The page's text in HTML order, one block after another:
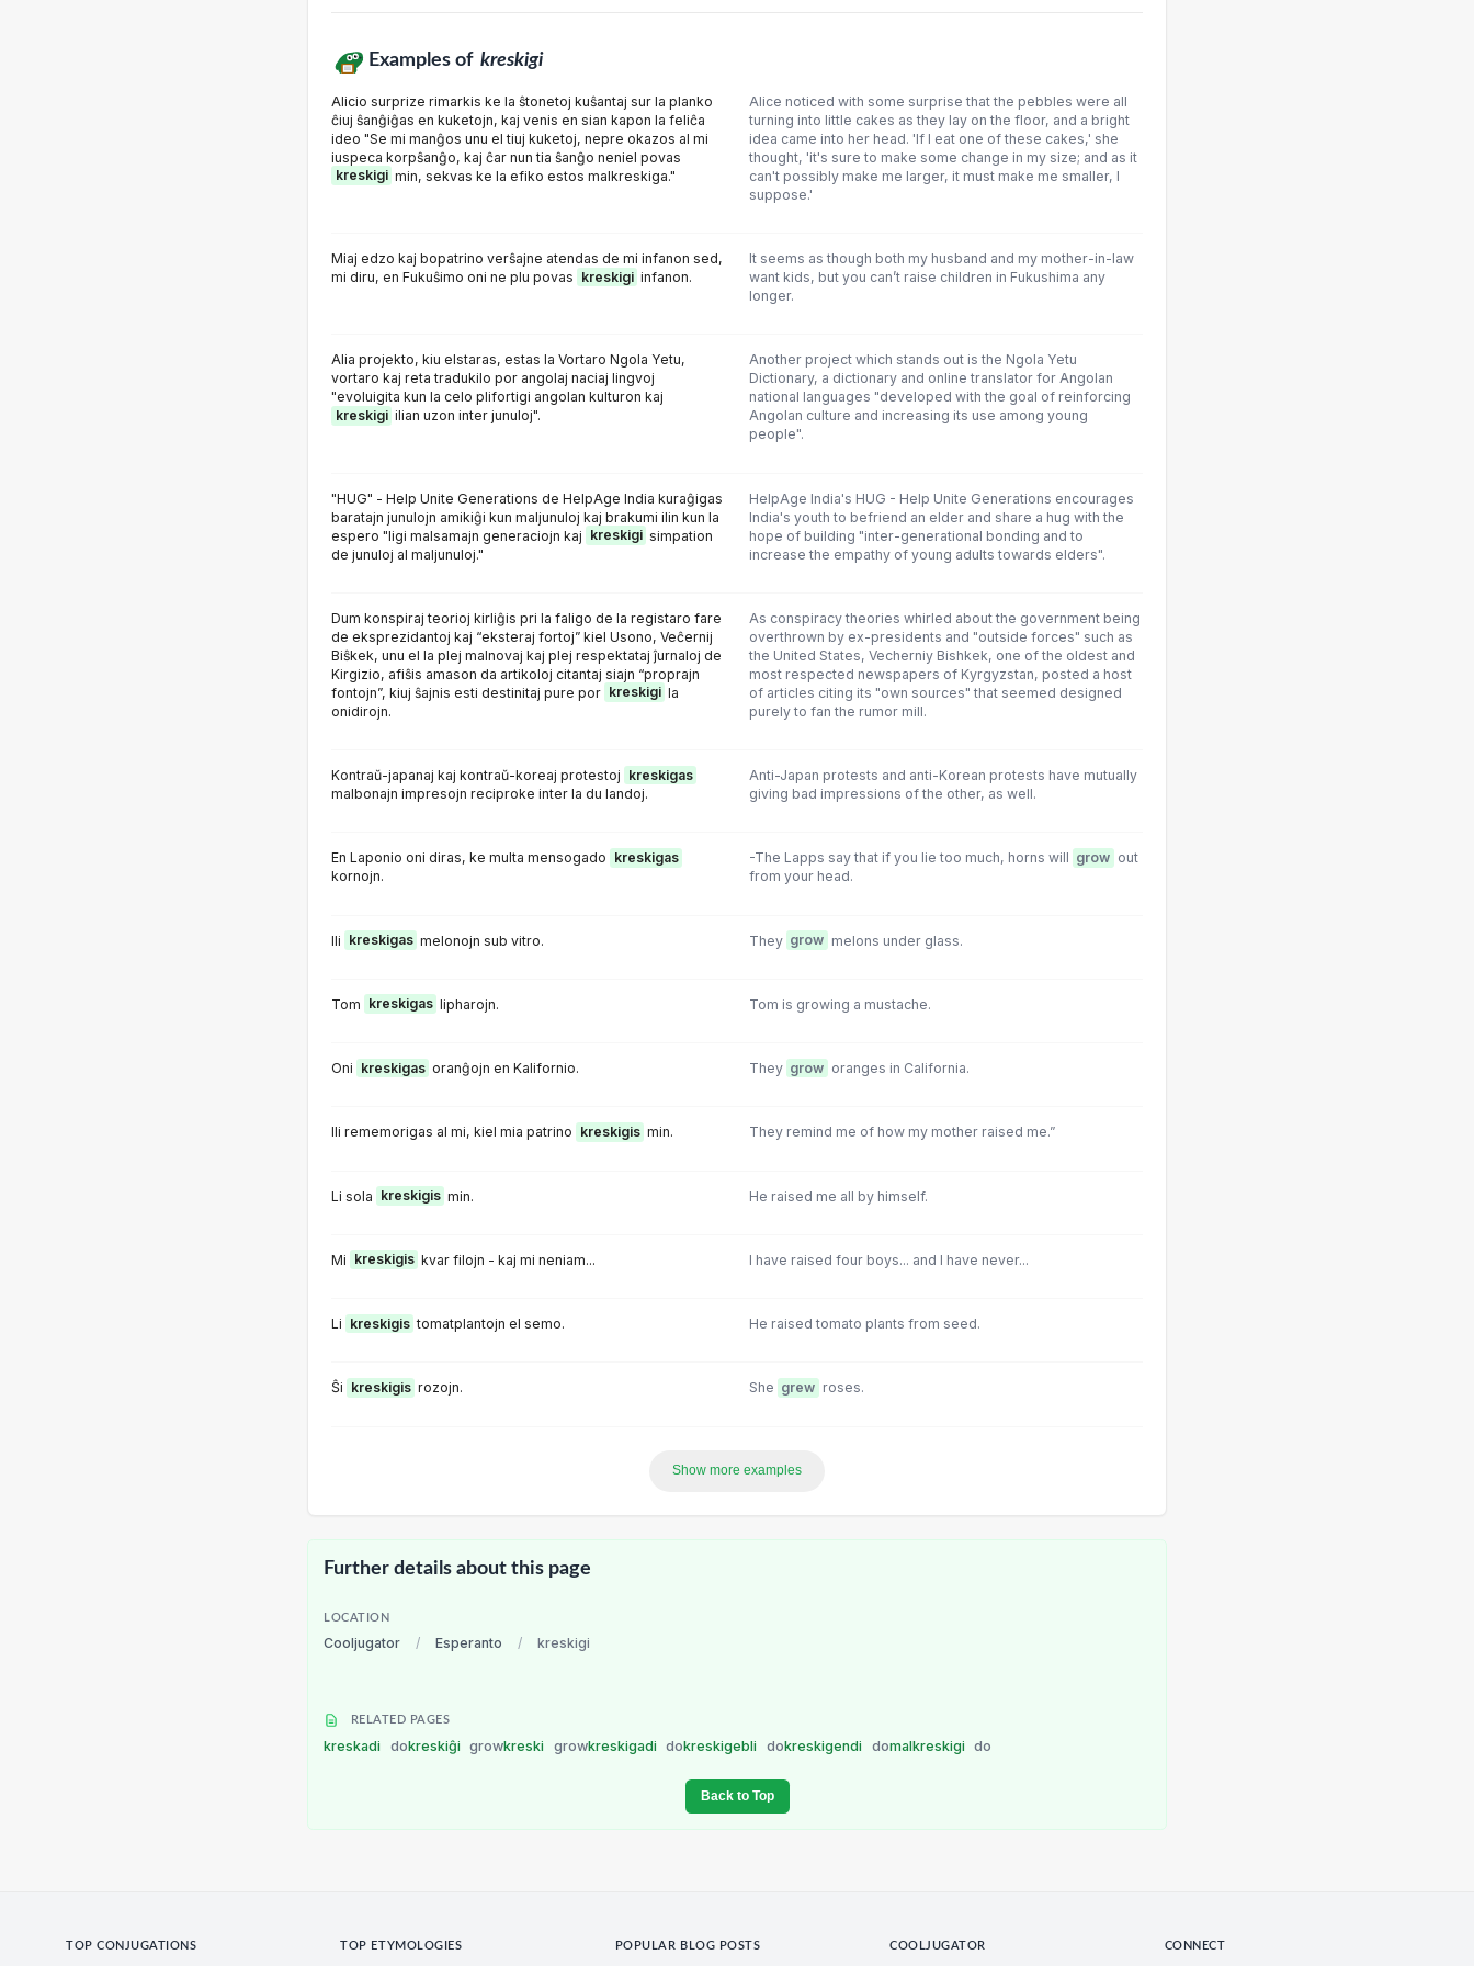
Examples of kreskigi
Alicio surprize rimarkis ke la ŝtonetoj kuŝantaj sur la planko
ĉiuj ŝanĝiĝas en kuketojn, kaj venis en sian kapon la feliĉa
ideo "Se mi manĝos unu el tiuj kuketoj, nepre okazos al mi
iuspeca korpŝanĝo, kaj ĉar nun tia ŝanĝo neniel povas
kreskigi min, sekvas ke la efiko estos malkreskiga."
Alice noticed with some surprise that the pebbles were all
turning into little cakes as they lay on the floor, and a bright
idea came into her head. 'If I eat one of these cakes,' she
thought, 'it's sure to make some change in my size; and as it
can't possibly make me larger, it must make me smaller, I
suppose.'
Miaj edzo kaj bopatrino verŝajne atendas de mi infanon sed,
mi diru, en Fukuŝimo oni ne plu povas kreskigi infanon.
It seems as though both my husband and my mother-in-law
want kids, but you can’t raise children in Fukushima any
longer.
Alia projekto, kiu elstaras, estas la Vortaro Ngola Yetu,
vortaro kaj reta tradukilo por angolaj naciaj lingvoj
"evoluigita kun la celo plifortigi angolan kulturon kaj
kreskigi ilian uzon inter junuloj".
Another project which stands out is the Ngola Yetu
Dictionary, a dictionary and online translator for Angolan
national languages "developed with the goal of reinforcing
Angolan culture and increasing its use among young
people".
"HUG" - Help Unite Generations de HelpAge India kuraĝigas
baratajn junulojn amikiĝi kun maljunuloj kaj brakumi ilin kun la
espero "ligi malsamajn generaciojn kaj kreskigi simpation
de junuloj al maljunuloj."
HelpAge India's HUG - Help Unite Generations encourages
India's youth to befriend an elder and share a hug with the
hope of building "inter-generational bonding and to
increase the empathy of young adults towards elders".
Dum konspiraj teorioj kirliĝis pri la faligo de la registaro fare
de eksprezidantoj kaj “eksteraj fortoj” kiel Usono, Veĉernij
Biŝkek, unu el la plej malnovaj kaj plej respektataj ĵurnaloj de
Kirgizio, afiŝis amason da artikoloj citantaj siajn “proprajn
fontojn”, kiuj ŝajnis esti destinitaj pure por kreskigi la
onidirojn.
As conspiracy theories whirled about the government being
overthrown by ex-presidents and "outside forces" such as
the United States, Vecherniy Bishkek, one of the oldest and
most respected newspapers of Kyrgyzstan, posted a host
of articles citing its "own sources" that seemed designed
purely to fan the rumor mill.
Kontraŭ-japanaj kaj kontraŭ-koreaj protestoj kreskigas
malbonajn impresojn reciproke inter la du landoj.
Anti-Japan protests and anti-Korean protests have mutually
giving bad impressions of the other, as well.
En Laponio oni diras, ke multa mensogado kreskigas
kornojn.
-The Lapps say that if you lie too much, horns will grow out
from your head.
Ili kreskigas melonojn sub vitro. They grow melons under glass.
Tom kreskigas lipharojn. Tom is growing a mustache.
Oni kreskigas oranĝojn en Kalifornio. They grow oranges in California.
Ili rememorigas al mi, kiel mia patrino kreskigis min. They remind me of how my mother raised me.”
Li sola kreskigis min. He raised me all by himself.
Mi kreskigis kvar filojn - kaj mi neniam... I have raised four boys... and I have never...
Li kreskigis tomatplantojn el semo. He raised tomato plants from seed.
Ŝi kreskigis rozojn. She grew roses.
Show more examples
Further details about this page
LOCATION
Cooljugator / Esperanto / kreskigi
RELATED PAGES
kreskadi dokreskiĝi growkreski growkreskigadi dokreskigebli dokreskigendi domalkreskigi do
Back to Top
TOP CONJUGATIONS TOP ETYMOLOGIES POPULAR BLOG POSTS COOLJUGATOR CONNECT